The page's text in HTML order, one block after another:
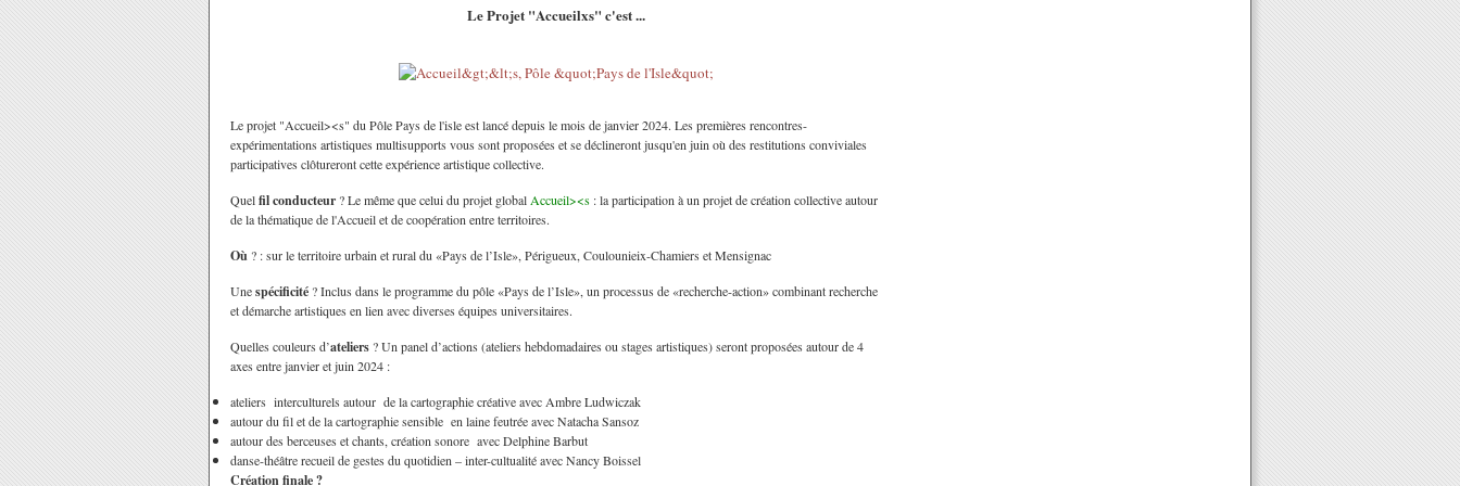
Le Projet "Accueilxs" c'est ...
Le projet "Accueil><s" du Pôle Pays de l'isle est lancé depuis le mois de janvier 2024. Les premières rencontres-
expérimentations artistiques multisupports vous sont proposées et se déclineront jusqu'en juin où des restitutions conviviales
participatives clôtureront cette expérience artistique collective.
Quelfil conducteur? Le même que celui du projet global Accueil><s : la participation à un projet de création collective autour
de la thématique de l'Accueil et de coopération entre territoires.
Où? : sur le territoire urbain et rural du «Pays de l’Isle», Périgueux, Coulounieix-Chamiers et Mensignac
Unespécificité? Inclus dans le programme du pôle «Pays de l’Isle», un processus de «recherche-action» combinant recherche
et démarche artistiques en lien avec diverses équipes universitaires.
Quelles couleurs d’ateliers? Un panel d’actions (ateliers hebdomadaires ou stages artistiques) seront proposées autour de 4
axes entre janvier et juin 2024 :
ateliers interculturels autour de la cartographie créative avec Ambre Ludwiczak
autour du fil et de la cartographie sensible en laine feutrée avec Natacha Sansoz
autour des berceuses et chants, création sonore avec Delphine Barbut
danse-théâtre recueil de gestes du quotidien – inter-cultualité avec Nancy Boissel
Création finale ?